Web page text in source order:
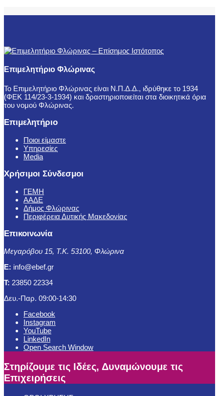
Επιμελητήριο Φλώρινας
Το Επιμελητήριο Φλώρινας είναι Ν.Π.Δ.Δ., ιδρύθηκε το 1934
(ΦΕΚ 114/23-3-1934) και δραστηριοποιείται στα διοικητικά όρια
του νομού Φλώρινας.
Επιμελητήριο
Ποιοι είμαστε
Υπηρεσίες
Media
Χρήσιμοι Σύνδεσμοι
ΓΕΜΗ
ΑΑΔΕ
Δήμος Φλώρινας
Περιφέρεια Δυτικής Μακεδονίας
Επικοινωνία
Μεγαρόβου 15, Τ.Κ. 53100, Φλώρινα
E: info@ebef.gr
T: 23850 22334
Δευ.-Παρ. 09:00-14:30
Facebook
Instagram
YouTube
LinkedIn
Open Search Window
Στηρίζουμε τις Ιδέες, Δυναμώνουμε τις
Επιχειρήσεις